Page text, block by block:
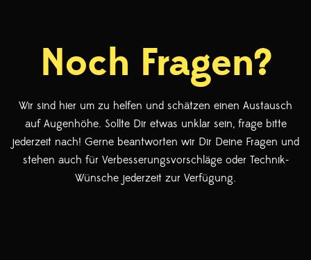
Noch Fragen?
Wir sind hier um zu helfen und schätzen einen Austausch
auf Augenhöhe. Sollte Dir etwas unklar sein, frage bitte
jederzeit nach! Gerne beantworten wir Dir Deine Fragen und
stehen auch für Verbesserungsvorschläge oder Technik-
Wünsche jederzeit zur Verfügung.